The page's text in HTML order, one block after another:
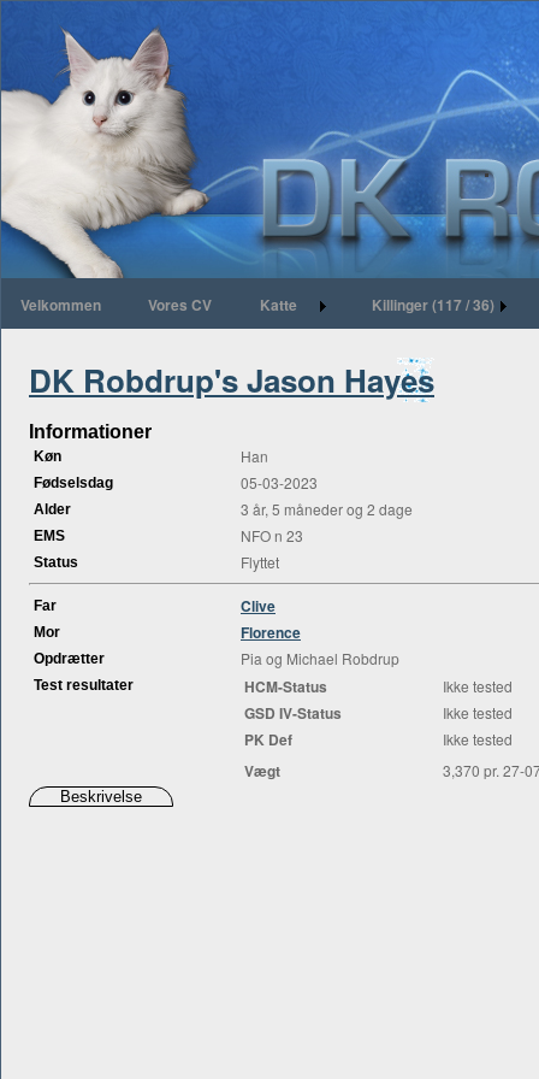
Velkommen Vores CV Katte Killinger (117 / 36)
DK Robdrup's Jason Hayes
Informationer
Køn Han
Fødselsdag 05-03-2023
Alder 3 år, 5 måneder og 2 dage
EMS NFO n 23
Status Flyttet
Far Clive
Mor Florence
Opdrætter Pia og Michael Robdrup
Test resultater HCM-Status Ikke tested
GSD IV-Status Ikke tested
PK Def Ikke tested
Vægt 3,370 pr. 27-